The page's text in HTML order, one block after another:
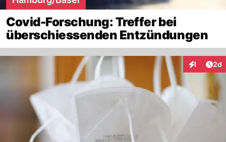
Covid-Forschung: Treffer bei
überschiessenden Entzündungen
1 2d